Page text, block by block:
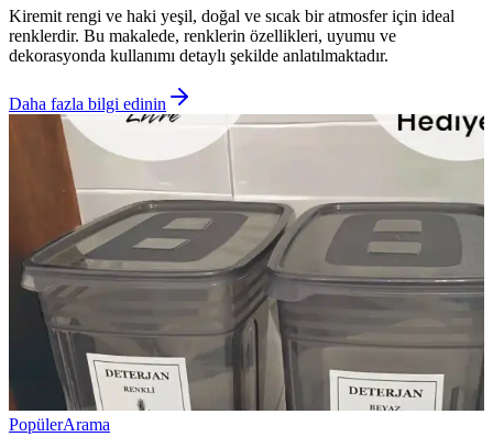
Kiremit rengi ve haki yeşil, doğal ve sıcak bir atmosfer için ideal
renklerdir. Bu makalede, renklerin özellikleri, uyumu ve
dekorasyonda kullanımı detaylı şekilde anlatılmaktadır.
Daha fazla bilgi edinin
PopülerArama